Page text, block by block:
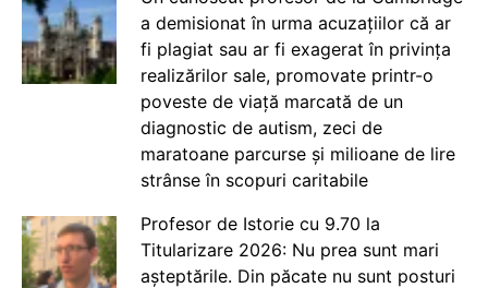
a demisionat în urma acuzațiilor că ar
fi plagiat sau ar fi exagerat în privința
realizărilor sale, promovate printr-o
poveste de viață marcată de un
diagnostic de autism, zeci de
maratoane parcurse și milioane de lire
strânse în scopuri caritabile
Profesor de Istorie cu 9.70 la
Titularizare 2026: Nu prea sunt mari
așteptările. Din păcate nu sunt posturi